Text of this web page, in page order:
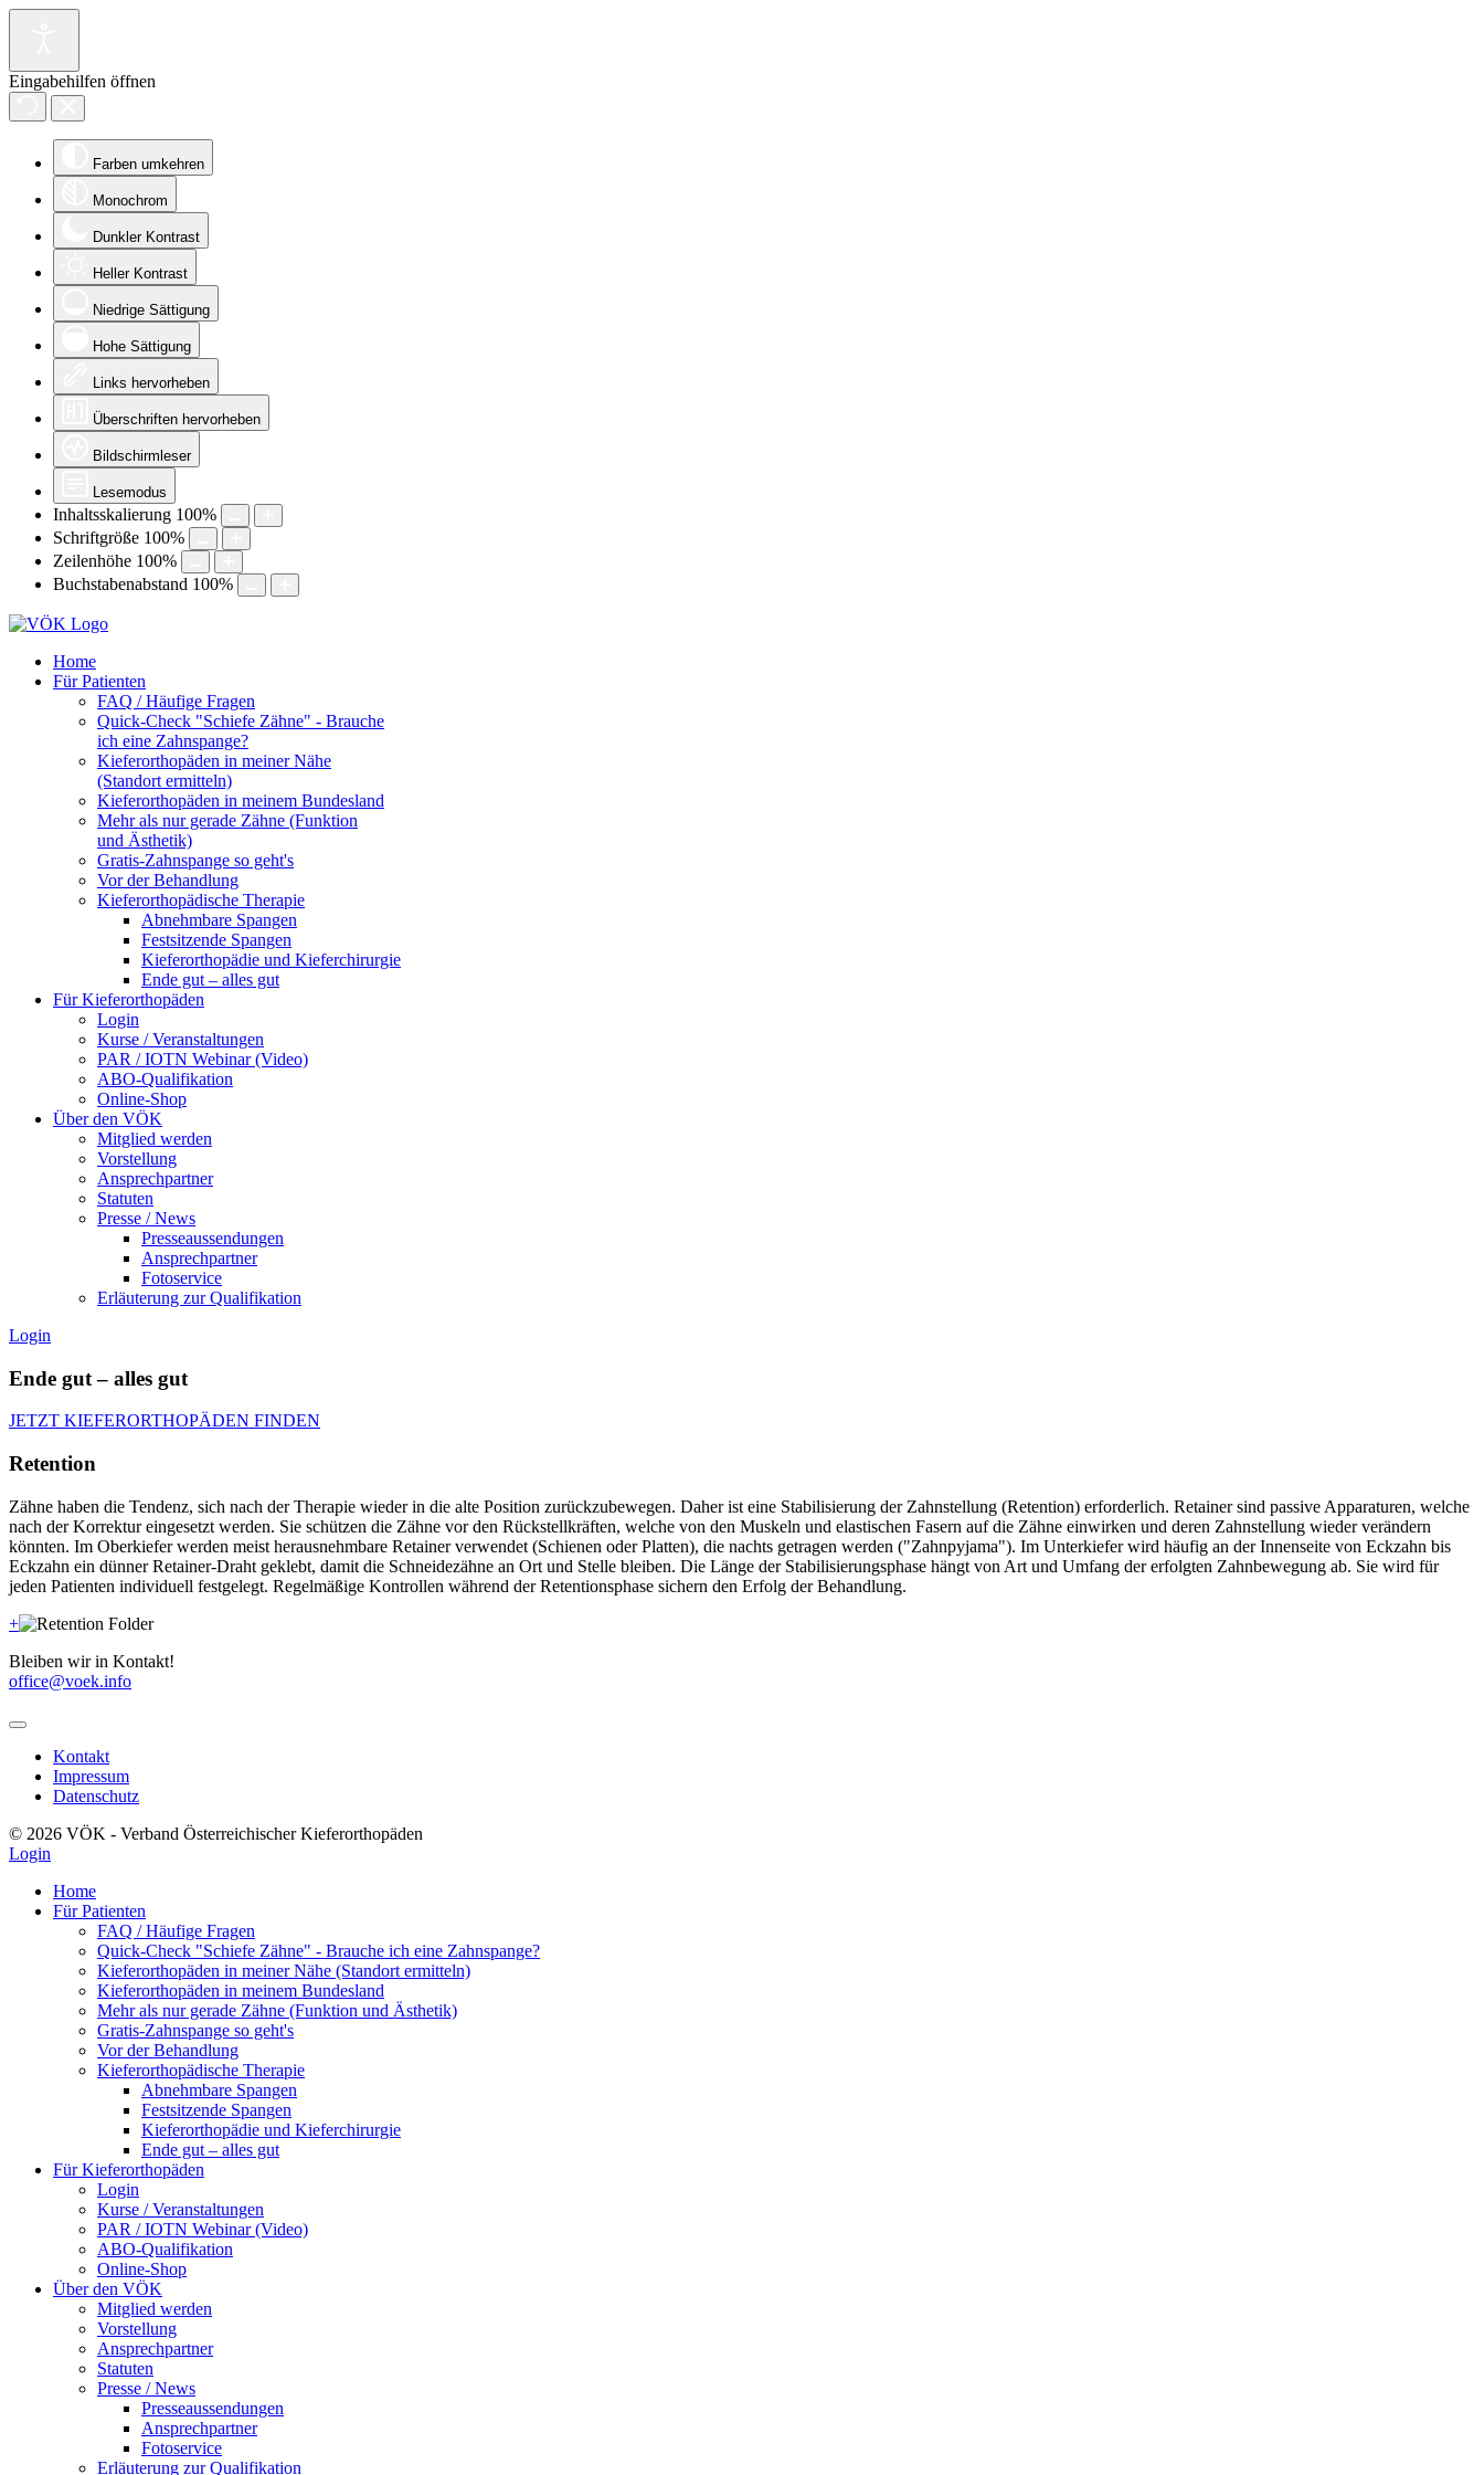
Eingabehilfen öffnen
Farben umkehren
Monochrom
Dunkler Kontrast
Heller Kontrast
Niedrige Sättigung
Hohe Sättigung
Links hervorheben
Überschriften hervorheben
Bildschirmleser
Lesemodus
Inhaltsskalierung 100%
Schriftgröße 100%
Zeilenhöhe 100%
Buchstabenabstand 100%
Home
Für Patienten
FAQ / Häufige Fragen
Quick-Check "Schiefe Zähne" - Brauche
ich eine Zahnspange?
Kieferorthopäden in meiner Nähe
(Standort ermitteln)
Kieferorthopäden in meinem Bundesland
Mehr als nur gerade Zähne (Funktion
und Ästhetik)
Gratis-Zahnspange so geht's
Vor der Behandlung
Kieferorthopädische Therapie
Abnehmbare Spangen
Festsitzende Spangen
Kieferorthopädie und Kieferchirurgie
Ende gut – alles gut
Für Kieferorthopäden
Login
Kurse / Veranstaltungen
PAR / IOTN Webinar (Video)
ABO-Qualifikation
Online-Shop
Über den VÖK
Mitglied werden
Vorstellung
Ansprechpartner
Statuten
Presse / News
Presseaussendungen
Ansprechpartner
Fotoservice
Erläuterung zur Qualifikation
Login
Ende gut – alles gut
JETZT KIEFERORTHOPÄDEN FINDEN
Retention
Zähne haben die Tendenz, sich nach der Therapie wieder in die alte Position zurückzubewegen. Daher ist eine Stabilisierung der Zahnstellung (Retention) erforderlich. Retainer sind passive Apparaturen, welche
nach der Korrektur eingesetzt werden. Sie schützen die Zähne vor den Rückstellkräften, welche von den Muskeln und elastischen Fasern auf die Zähne einwirken und deren Zahnstellung wieder verändern
könnten. Im Oberkiefer werden meist herausnehmbare Retainer verwendet (Schienen oder Platten), die nachts getragen werden ("Zahnpyjama"). Im Unterkiefer wird häufig an der Innenseite von Eckzahn bis
Eckzahn ein dünner Retainer-Draht geklebt, damit die Schneidezähne an Ort und Stelle bleiben. Die Länge der Stabilisierungsphase hängt von Art und Umfang der erfolgten Zahnbewegung ab. Sie wird für
jeden Patienten individuell festgelegt. Regelmäßige Kontrollen während der Retentionsphase sichern den Erfolg der Behandlung.
+
Bleiben wir in Kontakt!
office@voek.info
Kontakt
Impressum
Datenschutz
© 2026 VÖK - Verband Österreichischer Kieferorthopäden
Login
Home
Für Patienten
FAQ / Häufige Fragen
Quick-Check "Schiefe Zähne" - Brauche ich eine Zahnspange?
Kieferorthopäden in meiner Nähe (Standort ermitteln)
Kieferorthopäden in meinem Bundesland
Mehr als nur gerade Zähne (Funktion und Ästhetik)
Gratis-Zahnspange so geht's
Vor der Behandlung
Kieferorthopädische Therapie
Abnehmbare Spangen
Festsitzende Spangen
Kieferorthopädie und Kieferchirurgie
Ende gut – alles gut
Für Kieferorthopäden
Login
Kurse / Veranstaltungen
PAR / IOTN Webinar (Video)
ABO-Qualifikation
Online-Shop
Über den VÖK
Mitglied werden
Vorstellung
Ansprechpartner
Statuten
Presse / News
Presseaussendungen
Ansprechpartner
Fotoservice
Erläuterung zur Qualifikation